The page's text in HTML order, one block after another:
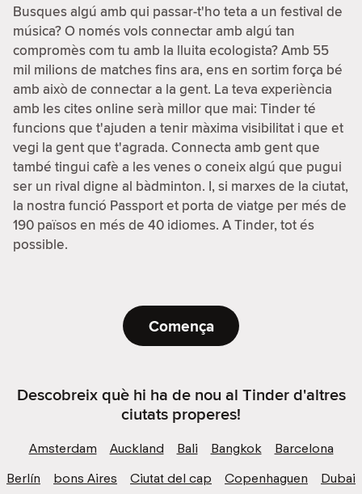
Busques algú amb qui passar-t'ho teta a un festival de
música? O només vols connectar amb algú tan
compromès com tu amb la lluita ecologista? Amb 55
mil milions de matches fins ara, ens en sortim força bé
amb això de connectar a la gent. La teva experiència
amb les cites online serà millor que mai: Tinder té
funcions que t'ajuden a tenir màxima visibilitat i que et
vegi la gent que t'agrada. Connecta amb gent que
també tingui cafè a les venes o coneix algú que pugui
ser un rival digne al bàdminton. I, si marxes de la ciutat,
la nostra funció Passport et porta de viatge per més de
190 països en més de 40 idiomes. A Tinder, tot és
possible.
Comença
Descobreix què hi ha de nou al Tinder d'altres
ciutats properes!
Amsterdam Auckland Bali Bangkok
Barcelona
Berlín
bons Aires Ciutat del cap Copenhaguen
Dubai